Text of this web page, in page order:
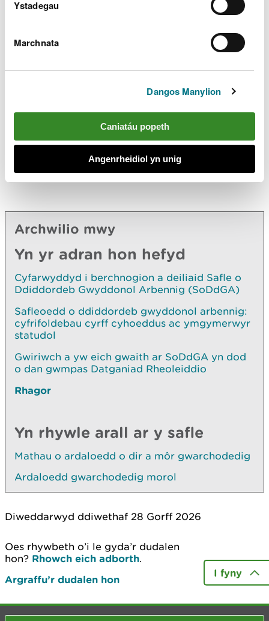
Ystadegau
Marchnata
Dangos Manylion
Caniatáu popeth
Angenrheidiol yn unig
Archwilio mwy
Yn yr adran hon hefyd
Cyfarwyddyd i berchnogion a deiliaid Safle o
Ddiddordeb Gwyddonol Arbennig (SoDdGA)
Safleoedd o ddiddordeb gwyddonol arbennig:
cyfrifoldebau cyrff cyhoeddus ac ymgymerwyr
statudol
Gwiriwch a yw eich gwaith ar SoDdGA yn dod
o dan gwmpas Datganiad Rheoleiddio
Rhagor
Yn rhywle arall ar y safle
Mathau o ardaloedd o dir a môr gwarchodedig
Ardaloedd gwarchodedig morol
Diweddarwyd ddiwethaf 28 Gorff 2026
Oes rhywbeth o’i le gyda’r dudalen
hon? Rhowch eich adborth.
Argraffu’r dudalen hon
I fyny